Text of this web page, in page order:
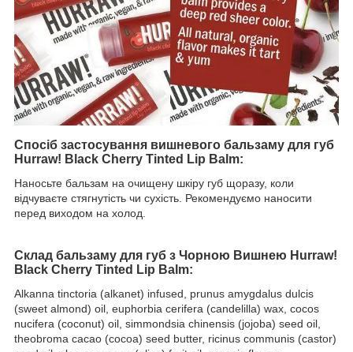
Спосіб застосування вишневого бальзаму для губ
Hurraw! Black Cherry Tinted Lip Balm:
Наносьте бальзам на очищену шкіру губ щоразу, коли
відчуваєте стягнутість чи сухість. Рекомендуємо наносити
перед виходом на холод.
Склад бальзаму для губ з Чорною Вишнею Hurraw!
Black Cherry Tinted Lip Balm:
Alkanna tinctoria (alkanet) infused, prunus amygdalus dulcis
(sweet almond) oil, euphorbia cerifera (candelilla) wax, cocos
nucifera (coconut) oil, simmondsia chinensis (jojoba) seed oil,
theobroma cacao (cocoa) seed butter, ricinus communis (castor)